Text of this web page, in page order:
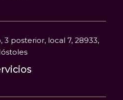
3 posterior, local 7, 28933,